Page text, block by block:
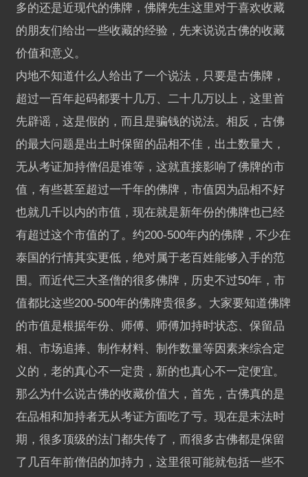
多的还是近现代的佛牌，佛牌先生这里对于喜欢收藏
的朋友们给出一些收藏的经验，先来说说古佛的收藏
价值和意义。
内地不知道什么人给出了一个说法，只要是古佛牌，
超过一百年起码都要十几万、二十几万以上，这里首
先辟谣，这是假的，而且是骗钱的说法。相反，古佛
的最大问题是出土时保留的品相不佳，出土数量大，
无从考证加持僧侣是谁等，这就直接影响了佛牌的市
值，有些甚至超过一千年的佛牌，市值因为品相不好
也就几千以内的市值，现在就是新年份的佛牌也已经
有超过这个市值的了。约200-500年内的佛牌，不少在
泰国的行情其实更低，绝对属于老百姓能够入手的范
围。而近代三大圣僧的很多佛牌，历史不过50年，市
值都比这些200-500年的佛牌贵很多。大家要知道佛牌
的市值是根据年份、师傅、师傅加持时状态、保留品
相、市场追捧、制作材料、制作数量等因素来综合定
义的，老的真心不一定贵，新的也真心不一定便宜。
那么为什么说古佛的收藏价值大，首先，古佛真的是
在品相和加持者无从考证方面吃了亏。现在是末法时
期，很多顶级的法门都失传了，而很多古佛都是保留
了几百年前僧侣的加持力，这里很可能就包括一些不